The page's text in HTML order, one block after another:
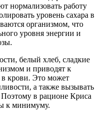
нормализовать работу
уровень сахара в
организмом, что
уровня энергии и
белый хлеб, сладкие
и приводят к
крови. Это может
а также вызывать
в рационе Криса
к минимуму.